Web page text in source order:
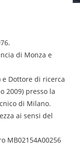
di Monza e
Dottore di ricerca
2009) presso la
di Milano.
ai sensi del
MB02154A00256